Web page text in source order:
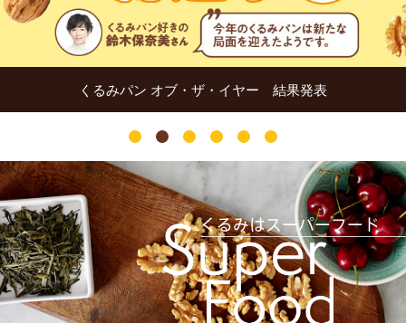
くるみパン オブ・ザ・イヤー 結果発表
3 4 5 6